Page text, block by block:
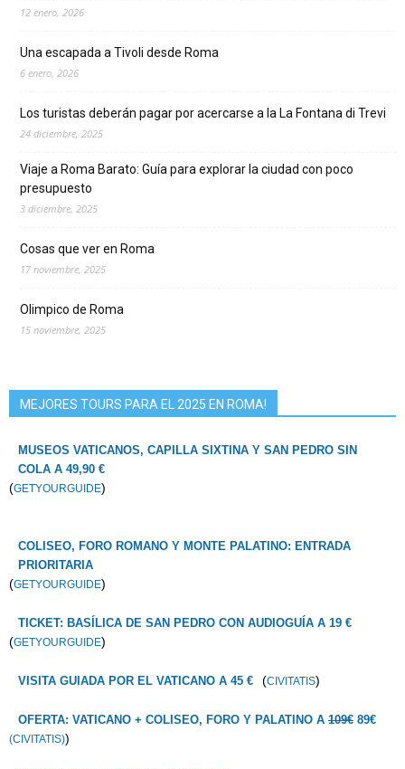
12 enero, 2026
Una escapada a Tivoli desde Roma
6 enero, 2026
Los turistas deberán pagar por acercarse a la La Fontana di Trevi
24 diciembre, 2025
Viaje a Roma Barato: Guía para explorar la ciudad con poco
presupuesto
3 diciembre, 2025
Cosas que ver en Roma
17 noviembre, 2025
Olimpico de Roma
15 noviembre, 2025
MEJORES TOURS PARA EL 2025 EN ROMA!
MUSEOS VATICANOS, CAPILLA SIXTINA Y SAN PEDRO SIN
COLA A 49,90 €
(GETYOURGUIDE)
COLISEO, FORO ROMANO Y MONTE PALATINO: ENTRADA
PRIORITARIA
(GETYOURGUIDE)
TICKET: BASÍLICA DE SAN PEDRO CON AUDIOGUÍA A 19 €
(GETYOURGUIDE)
VISITA GUIADA POR EL VATICANO A 45 € (CIVITATIS)
OFERTA: VATICANO + COLISEO, FORO Y PALATINO A 109€ 89€
(CIVITATIS))